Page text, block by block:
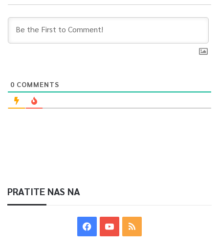
neophodni filmski radnici su odlazili iz BiH.
Proteklih godina bili smo svjedoci da su mnoge filmske
Tatargić, dodavši da se situacija mijenja te da se tako daje
mogućnost mladima i da napreduju i da samim tim ostaju u
0 COMMENTS
PRATITE NAS NA